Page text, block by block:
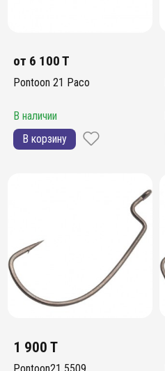
от 6 100 T
Pontoon 21 Paco
В наличии
В корзину
1 900 T
Pontoon21 5509